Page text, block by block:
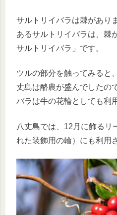
サルトリイバラは棘があり
あるサルトリイバラは、棘
サルトリイバラ」です。
ツルの部分を触ってみると
丈島は酪農が盛んでしたの
バラは牛の花輪としても利
八丈島では、12月に飾るリ
れた装飾用の輪）にも利用